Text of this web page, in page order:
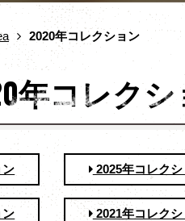
2020年コレクション
年コレク
ン 2025年コレクシ
ン 2021年コレクシ